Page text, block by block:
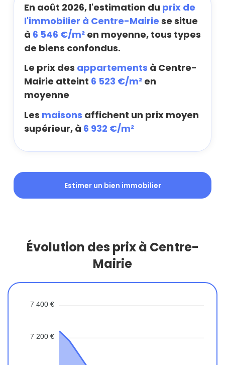
En août 2026, l'estimation du prix de
l'immobilier à Centre-Mairie se situe
à 6 546 €/m² en moyenne, tous types
de biens confondus.
Le prix des appartements à Centre-
Mairie atteint 6 523 €/m² en
moyenne
Les maisons affichent un prix moyen
supérieur, à 6 932 €/m²
Estimer un bien immobilier
Évolution des prix à Centre-
Mairie
7 400 €
7 200 €